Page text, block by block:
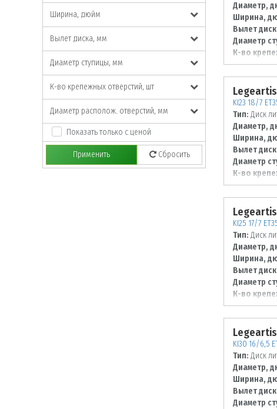
Ширина, дюйм
Вылет диска, мм
Диаметр ступицы, мм
К-во крепежных отверстий, шт
Диаметр располож. отверстий, мм
Показать только с ценой
Применить Сбросить
Диаметр,
Ширина,
Вылет
Диаметр
К-во
Диаметр
114,3
KI23 18/7
Тип: Диск
Диаметр,
Ширина,
Вылет
Диаметр
К-во
Диаметр
114,3
Legeartis
KI25 17/7
Тип: Диск
Диаметр,
Ширина,
Вылет
Диаметр
К-во
Диаметр
114,3
KI30 16/6,5
Тип: Диск
Диаметр,
Ширина,
Вылет
Диаметр